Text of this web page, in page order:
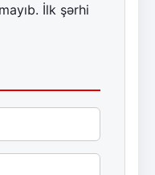
İlk şərhi